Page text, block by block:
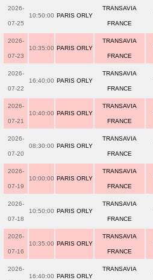
2026-
07-25
10:50:00 PARIS ORLY
TRANSAVIA
FRANCE
2026-
07-23
10:35:00 PARIS ORLY
TRANSAVIA
FRANCE
2026-
07-22
16:40:00 PARIS ORLY
TRANSAVIA
FRANCE
2026-
07-21
10:40:00 PARIS ORLY
TRANSAVIA
FRANCE
2026-
07-20
08:30:00 PARIS ORLY
TRANSAVIA
FRANCE
2026-
07-19
10:00:00 PARIS ORLY
TRANSAVIA
FRANCE
2026-
07-18
10:50:00 PARIS ORLY
TRANSAVIA
FRANCE
2026-
07-16
10:35:00 PARIS ORLY
TRANSAVIA
FRANCE
2026-
16:40:00 PARIS ORLY
TRANSAVIA